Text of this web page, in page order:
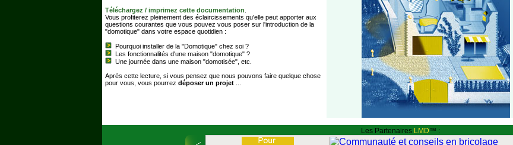
Téléchargez / imprimez cette documentation
Vous profiterez pleinement des éclaircissements qu'elle peut apporter aux
questions courantes que vous pouvez vous poser sur l'introduction de la
"domotique" dans votre espace quotidien :
Pourquoi installer de la "Domotique" chez soi ?
Les fonctionnalités d'une maison "domotique" ?
Une journée dans une maison "domotisée", etc.
Après cette lecture, si vous pensez que nous pouvons faire quelque chose
pour vous, vous pourrez déposer un projet
Les Partenaires LMD™ :